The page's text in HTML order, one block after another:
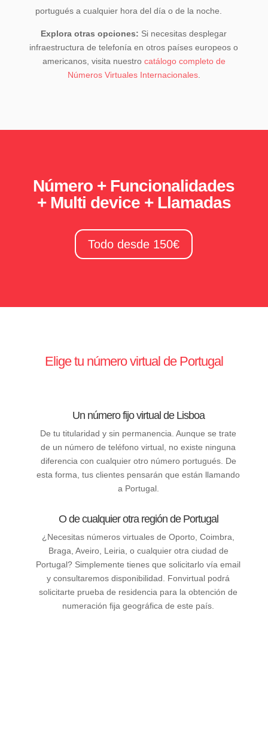
portugués a cualquier hora del día o de la noche.
Explora otras opciones: Si necesitas desplegar
infraestructura de telefonía en otros países europeos o
americanos, visita nuestro catálogo completo de
Números Virtuales Internacionales.
Número + Funcionalidades
+ Multi device + Llamadas
Todo desde 150€
Elige tu número virtual de Portugal
Un número fijo virtual de Lisboa
De tu titularidad y sin permanencia. Aunque se trate
de un número de teléfono virtual, no existe ninguna
diferencia con cualquier otro número portugués. De
esta forma, tus clientes pensarán que están llamando
a Portugal.
O de cualquier otra región de Portugal
¿Necesitas números virtuales de Oporto, Coimbra,
Braga, Aveiro, Leiria, o cualquier otra ciudad de
Portugal? Simplemente tienes que solicitarlo vía email
y consultaremos disponibilidad. Fonvirtual podrá
solicitarte prueba de residencia para la obtención de
numeración fija geográfica de este país.